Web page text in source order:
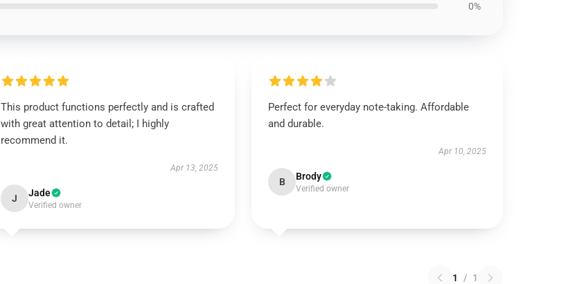
0%
This product functions perfectly and is crafted
with great attention to detail; I highly
recommend it.
Apr 13, 2025
J Jade
Verified owner
Perfect for everyday note-taking. Affordable
and durable.
Apr 10, 2025
B Brody
Verified owner
1 / 1